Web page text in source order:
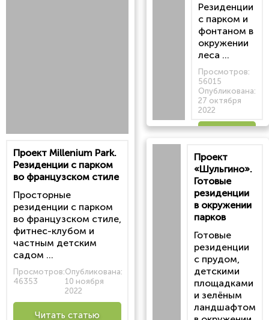
Проект Millenium Park.
Резиденции с парком
во французском стиле
Просторные
резиденции с парком
во французском стиле,
фитнес-клубом и
частным детским
садом ...
Просмотров:
46353
Опубликована:
10 ноября
2022
Читать статью
Резиденции
с парком и
фонтаном в
окружении
леса ...
Просмотров:
56015
Опубликована:
27 октября
2022
статью
Проект
«Шульгино».
Готовые
резиденции
в окружении
парков
Готовые
резиденции
с прудом,
детскими
площадками
и зелёным
ландшафтом